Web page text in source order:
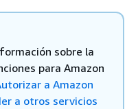
sobre la
para Amazon
a Amazon
a otros servicios